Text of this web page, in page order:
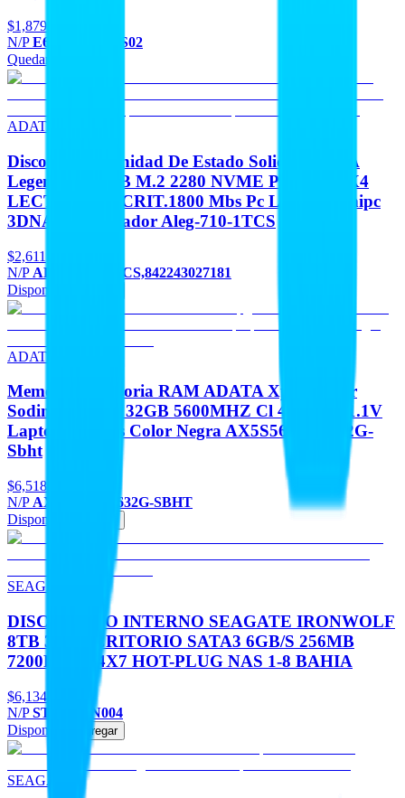
$1,879
N/PE600-WGNN-S02
Quedan 2
ADATA
Discos Duros Unidad De Estado Solido ADATA
Legend 710 1TB M.2 2280 NVME Pcie Gen 3X4
LECT.2400 ESCRIT.1800 Mbs Pc Laptop Minipc
3DNAND Disipador Aleg-710-1TCS
$2,611
N/P ALEG-710-1TCS,842243027181
Disponible
ADATA
Memorias Memoria RAM ADATA Xpg Hunter
Sodimm DDR5 32GB 5600MHZ Cl 46-45-45 1.1V
Laptop Gamers Color Negra AX5S5600C4632G-
Sbht
$6,518
N/P AX5S5600C4632G-SBHT
Disponible
SEAGATE
DISCO DURO INTERNO SEAGATE IRONWOLF
8TB 3.5 ESCRITORIO SATA3 6GB/S 256MB
7200RPM 24X7 HOT-PLUG NAS 1-8 BAHIA
$6,134
N/PST8000VN004
Disponible
Agregar
SEAGATE